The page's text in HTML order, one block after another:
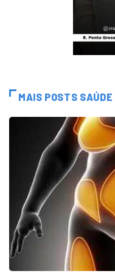
MAIS POSTS SAÚDE